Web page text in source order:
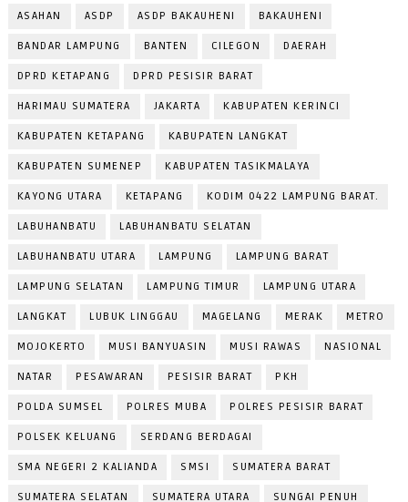
ASAHAN ASDP ASDP BAKAUHENI BAKAUHENI
BANDAR LAMPUNG BANTEN CILEGON DAERAH
DPRD KETAPANG DPRD PESISIR BARAT
HARIMAU SUMATERA JAKARTA KABUPATEN KERINCI
KABUPATEN KETAPANG KABUPATEN LANGKAT
KABUPATEN SUMENEP KABUPATEN TASIKMALAYA
KAYONG UTARA KETAPANG KODIM 0422 LAMPUNG BARAT.
LABUHANBATU LABUHANBATU SELATAN
LABUHANBATU UTARA LAMPUNG LAMPUNG BARAT
LAMPUNG SELATAN LAMPUNG TIMUR LAMPUNG UTARA
LANGKAT LUBUK LINGGAU MAGELANG MERAK METRO
MOJOKERTO MUSI BANYUASIN MUSI RAWAS NASIONAL
NATAR PESAWARAN PESISIR BARAT PKH
POLDA SUMSEL POLRES MUBA POLRES PESISIR BARAT
POLSEK KELUANG SERDANG BERDAGAI
SMA NEGERI 2 KALIANDA SMSI SUMATERA BARAT
SUMATERA SELATAN SUMATERA UTARA SUNGAI PENUH